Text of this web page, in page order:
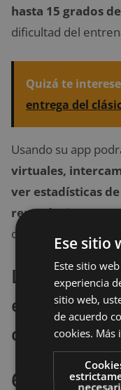
hasta 15 grados
dificultad del
Quizá te
entrega del
Usando su app
virtuales,
ver estadísticas
reproducir tus
cosas más.
La mejor
encontrado
cinta de
6.
Ese sitio
Este sitio
experiencia
sitio web,
de acuerdo
cookies. Más